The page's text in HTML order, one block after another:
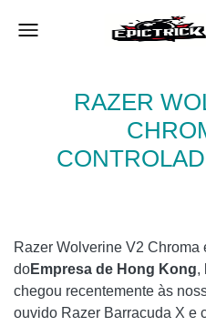
RAZER
Razer Wolverine V2 Chroma
doEmpresa de Hong Kong,
chegou recentemente às
ouvido Razer Barracuda X e